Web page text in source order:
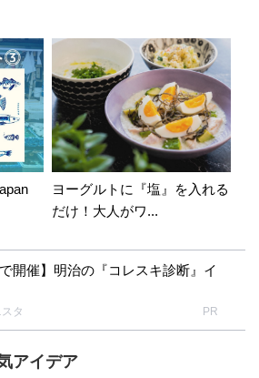
ヨーグルトに『塩』を入れる
だけ！大人がワ...
で開催】明治の『コレスキ診断』イ
タ PR
アイデア